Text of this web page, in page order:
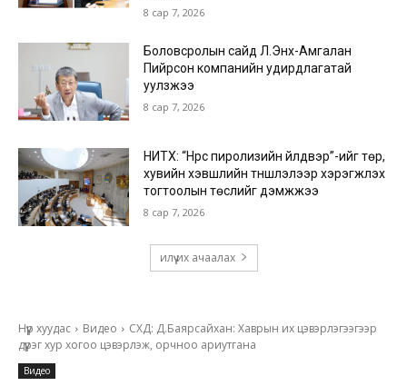
8 сар 7, 2026
Боловсролын сайд Л.Энх-Амгалан
Пийрсон компанийн удирдлагатай
уулзжээ
8 сар 7, 2026
НИТХ: “Нүүрс пиролизийн үйлдвэр”-ийг төр,
хувийн хэвшлийн түншлэлээр хэрэгжүүлэх
тогтоолын төслийг дэмжжээ
8 сар 7, 2026
илүү их ачаалах